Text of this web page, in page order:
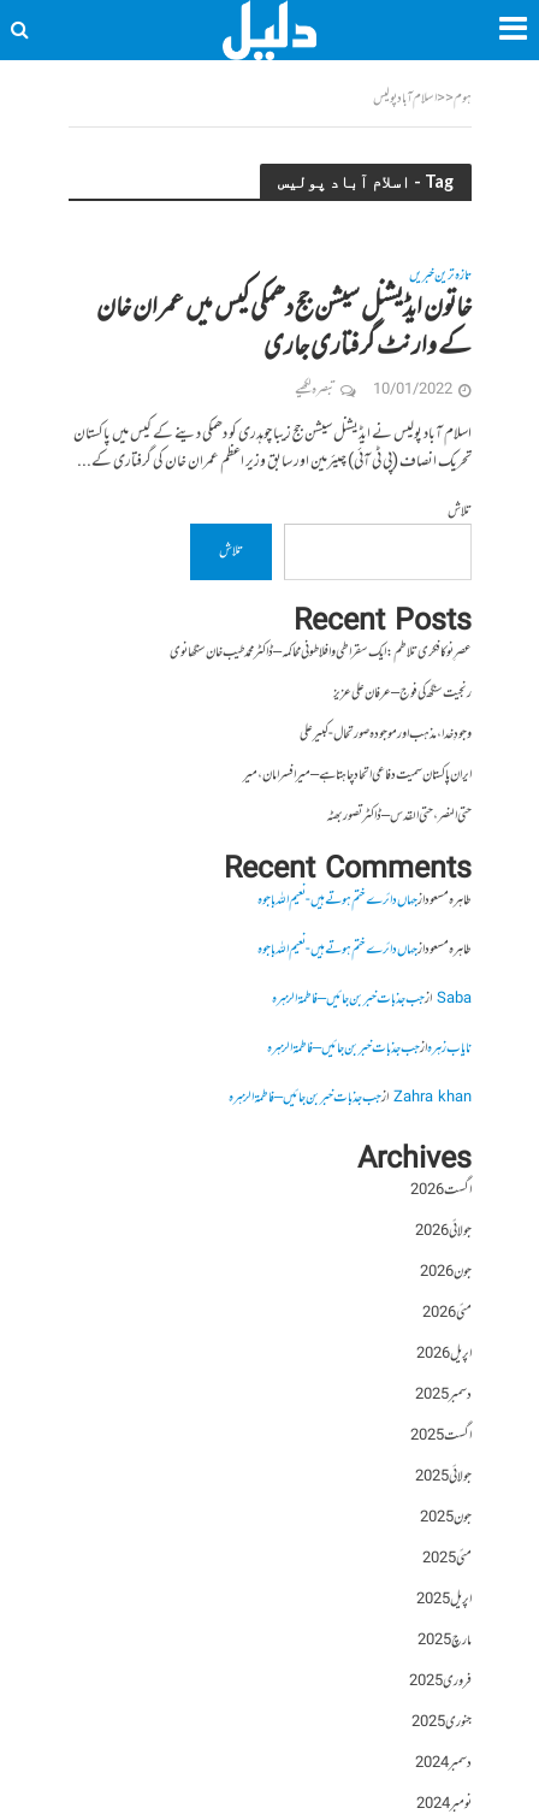
ہوم<<اسلام آباد پولیس
Tag - اسلام آباد پولیس
تازہ ترین خبریں
خاتون ایڈیشنل سیشن جج دھمکی کیس میں عمران خان
کے وارنٹ گرفتاری جاری
10/01/2022 تبصرہ لکھیے
اسلام آباد پولیس نے ایڈیشنل سیشن جج زیبا چوہدری کو دھمکی دینے کے کیس میں پاکستان
تحریک انصاف (پی ٹی آئی) چیئرمین اور سابق وزیر اعظم عمران خان کی گرفتاری کے...
تلاش
تلاش
Recent Posts
عصرِ نو کا فکری تلاطم: ایک سقراطی و افلاطونی محاکمہ – ڈاکٹر محمد طیب خان سنگھانوی
رنجیت سنگھ کی فوج – عرفان علی عزیز
وجودِ خدا، مذہب اور موجودہ صورتحال- کبیر علی
ایران پاکستان سمیت دفاعی اتحاد چاہتا ہے – میر افسر امان،میر
حتی النصر ، حتی القدس – ڈاکٹر تصور بھٹہ
Recent Comments
طاہرہ مسعودازجہاں دائرے ختم ہوتے ہیں- نعیم اللہ باجوہ
طاہرہ مسعودازجہاں دائرے ختم ہوتے ہیں- نعیم اللہ باجوہ
Sabaازجب جذبات خبر بن جائیں – فاطمۃالزہرہ
نایاب زہرہازجب جذبات خبر بن جائیں – فاطمۃالزہرہ
Zahra khanازجب جذبات خبر بن جائیں – فاطمۃالزہرہ
Archives
اگست 2026
جولائی 2026
جون 2026
مئی 2026
اپریل 2026
دسمبر 2025
اگست 2025
جولائی 2025
جون 2025
مئی 2025
اپریل 2025
مارچ 2025
فروری 2025
جنوری 2025
دسمبر 2024
نومبر 2024